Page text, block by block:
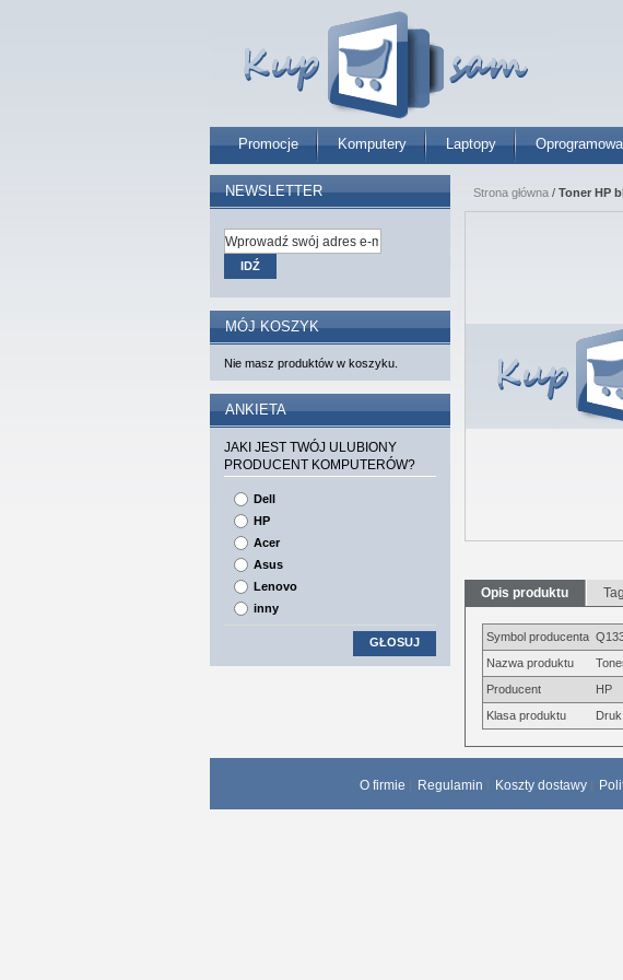
Promocje Komputery Laptopy
Strona główna / Toner HP
Opis produktu
Symbol producenta
Nazwa produktu
Producent
HP
Klasa produktu
NEWSLETTER
IDŹ
MÓJ KOSZYK
Nie masz produktów w koszyku.
ANKIETA
JAKI JEST TWÓJ ULUBIONY
PRODUCENT KOMPUTERÓW?
Dell
HP
Acer
Asus
Lenovo
inny
GŁOSUJ
O firmie Regulamin Koszty dostawy